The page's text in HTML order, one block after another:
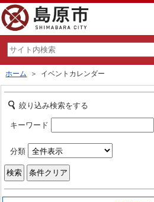
ホーム ＞ イベントカレンダー
絞り込み検索をする
キーワード
分類